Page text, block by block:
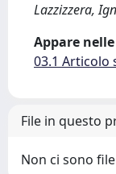
Lazzizzera,
Appare
03.1 Articolo
File in questo
Non ci sono